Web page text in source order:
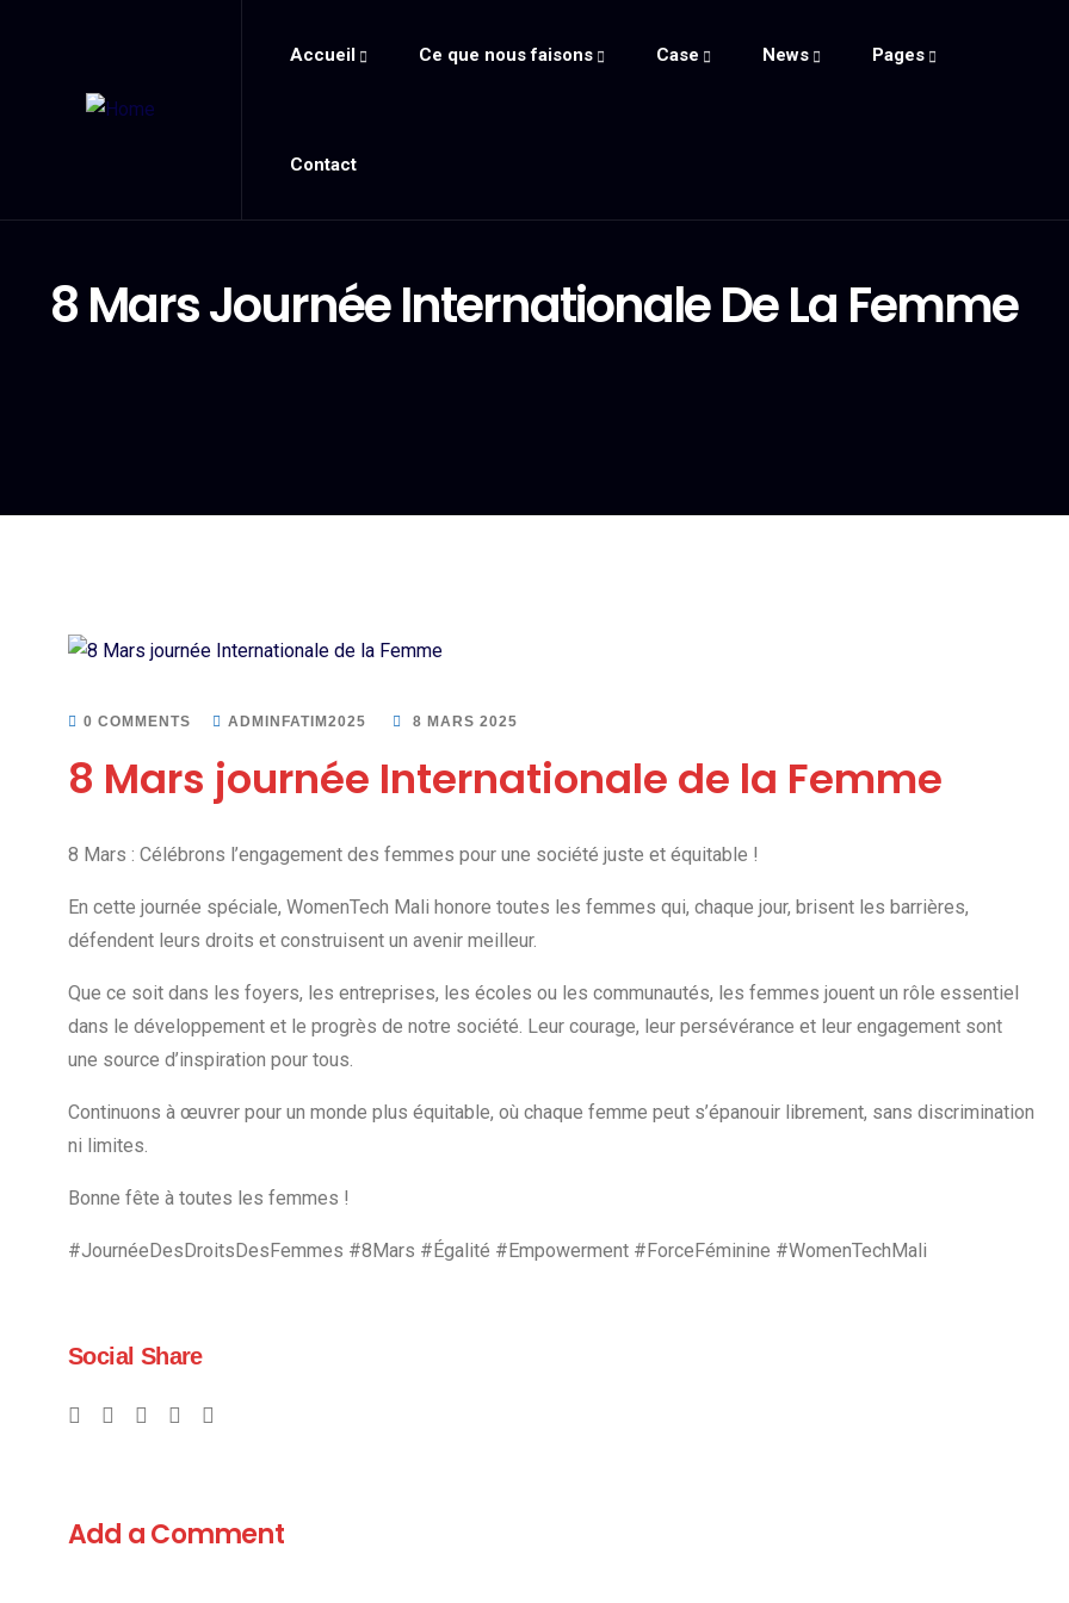
Accueil Ce que nous faisons Case News Pages
Contact
8 Mars Journée Internationale De La Femme
0 COMMENTS ADMINFATIM2025 8 MARS 2025
8 Mars journée Internationale de la Femme
8 Mars : Célébrons l’engagement des femmes pour une société juste et équitable !
En cette journée spéciale, WomenTech Mali honore toutes les femmes qui, chaque jour, brisent les barrières,
défendent leurs droits et construisent un avenir meilleur.
Que ce soit dans les foyers, les entreprises, les écoles ou les communautés, les femmes jouent un rôle essentiel
dans le développement et le progrès de notre société. Leur courage, leur persévérance et leur engagement sont
une source d’inspiration pour tous.
Continuons à œuvrer pour un monde plus équitable, où chaque femme peut s’épanouir librement, sans discrimination
ni limites.
Bonne fête à toutes les femmes !
#JournéeDesDroitsDesFemmes #8Mars #Égalité #Empowerment #ForceFéminine #WomenTechMali
Social Share
Add a Comment